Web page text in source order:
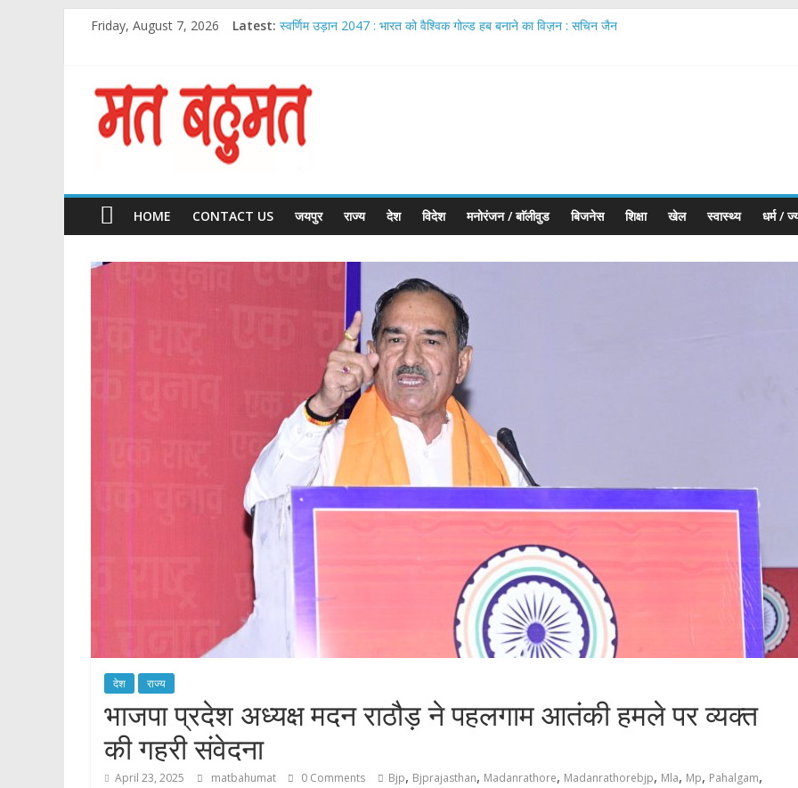
Friday, August 7, 2026 Latest: स्वर्णिम उड़ान 2047 : भारत को वैश्विक गोल्ड हब बनाने का विज़न : सचिन जैन
आदेश चौधरी ‘ये रिश्ता क्या कहलाता है’ में शामिल हुए; अपने नए रोल और दमानी परिवार की एंट्री के बारे में बात की
IIJS भारत प्रीमियर 2026: भारतीय ज्वेलरी उद्योग को वैश्विक नेतृत्व की ओर ले जा रहा सबसे बड़ा मंच
Matbahumat
Matbahumat
HOME CONTACT US जयपुर राज्य देश विदेश मनोरंजन / बाॅलीवुड बिजनेस शिक्षा खेल स्वास्थ्य धर्म /
देश राज्य
भाजपा प्रदेश अध्यक्ष मदन राठौड़ ने पहलगाम आतंकी हमले पर व्यक्त
की गहरी संवेदना
April 23, 2025 matbahumat 0 Comments Bjp, Bjprajasthan, Madanrathore, Madanrathorebjp, Mla, Mp, Pahalgam,